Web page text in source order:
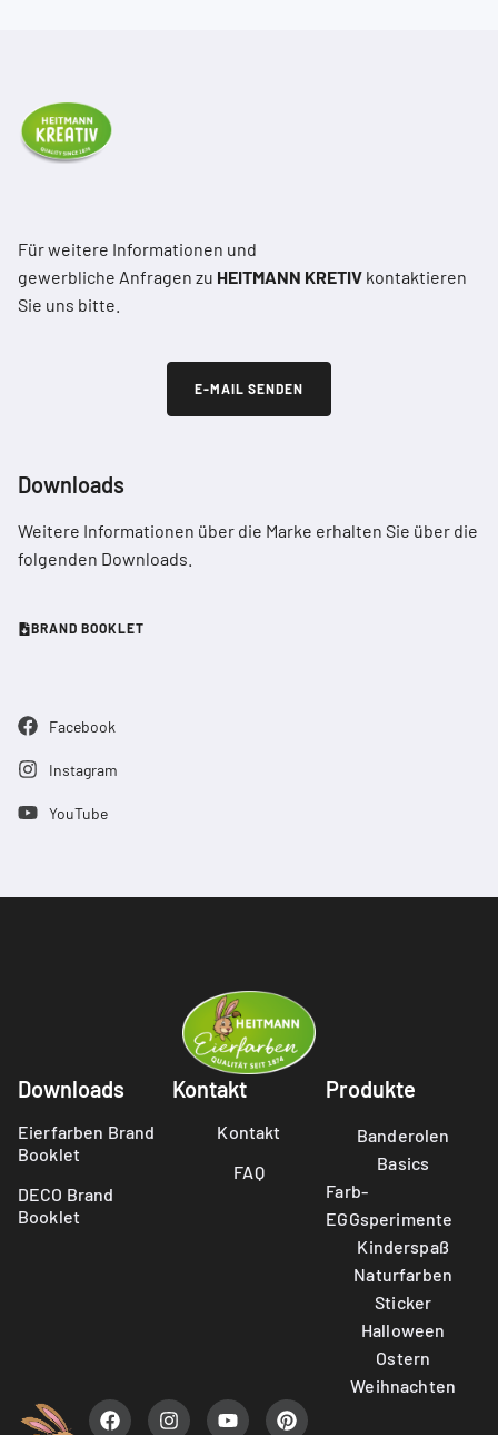
Für weitere Informationen und
gewerbliche Anfragen zu HEITMANN KRETIV kontaktieren
Sie uns bitte.
E-MAIL SENDEN
Downloads
Weitere Informationen über die Marke erhalten Sie über die
folgenden Downloads.
BRAND BOOKLET
Facebook
Instagram
YouTube
Downloads
Eierfarben Brand
Booklet
DECO Brand
Booklet
Kontakt
Kontakt
FAQ
Produkte
Banderolen
Basics
Farb-
EGGsperimente
Kinderspaß
Naturfarben
Sticker
Halloween
Ostern
Weihnachten